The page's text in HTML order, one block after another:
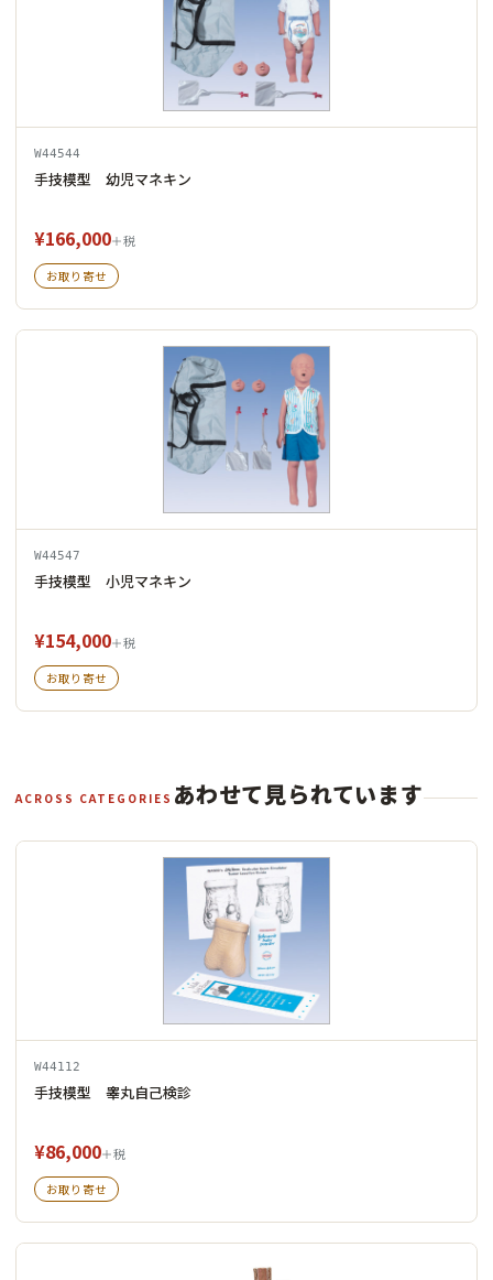
W44544
手技模型 幼児マネキン
¥166,000＋税
お取り寄せ
W44547
手技模型 小児マネキン
¥154,000＋税
お取り寄せ
ACROSS CATEGORIES あわせて見られています
W44112
手技模型 睾丸自己検診
¥86,000＋税
お取り寄せ